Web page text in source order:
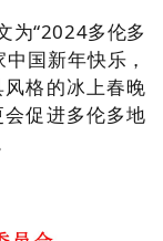
为“2024多伦多
国新年快乐，
格的冰上春晚
促进多伦多地